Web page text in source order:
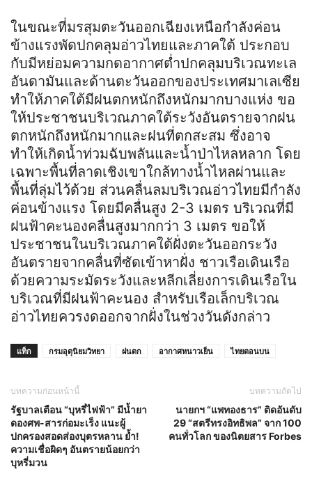
ในขณะที่มรสุมตะวันออกเฉียงเหนือกำลังค่อน
ข้างแรงพัดปกคลุมอ่าวไทยและภาคใต้ ประกอบ
กับมีหย่อมความกดอากาศต่ำปกคลุมบริเวณทะเล
อันดามันและด้านตะวันออกของประเทศมาเลเซีย
ทำให้ภาคใต้มีฝนตกหนักถึงหนักมากบางแห่ง ขอ
ให้ประชาชนบริเวณภาคใต้ระวังอันตรายจากฝน
ตกหนักถึงหนักมากและฝนที่ตกสะสม ซึ่งอาจ
ทำให้เกิดน้ำท่วมฉับพลันและน้ำป่าไหลหลาก โดย
เฉพาะพื้นที่ลาดเชิงเขาใกล้ทางน้ำไหลผ่านและ
พื้นที่ลุ่มไว้ด้วย ส่วนคลื่นลมบริเวณอ่าวไทยมีกำลัง
ค่อนข้างแรง โดยมีคลื่นสูง 2-3 เมตร บริเวณที่มี
ฝนฟ้าคะนองคลื่นสูงมากกว่า 3 เมตร ขอให้
ประชาชนในบริเวณภาคใต้ฝั่งตะวันออกระวัง
อันตรายจากคลื่นที่ซัดเข้าหาฝั่ง ชาวเรือเดินเรือ
ด้วยความระมัดระวังและหลีกเลี่ยงการเดินเรือใน
บริเวณที่มีฝนฟ้าคะนอง สำหรับเรือเล็กบริเวณ
อ่าวไทยควรงดออกจากฝั่งในช่วงวันดังกล่าว
แท็ก กรมอุตุนิยมวิทยา ฝนตก อากาศหนาวเย็น ไทยตอนบน
บทความก่อนหน้านี้
รัฐบาลเตือน “บุหรี่ไฟฟ้า” มีน้ำยา
ดองศพ-สารก่อมะเร็ง แนะผู้
ปกครองสอดส่องบุตรหลาน ย้ำ!
ความเชื่อผิดๆ อันตรายน้อยกว่า
บุหรี่มวน
บทความถัดไป
นายกฯ “แพทองธาร” ติดอันดับ
29 “สตรีทรงอิทธิพล” จาก 100
คนทั่วโลก ของนิตยสาร Forbes